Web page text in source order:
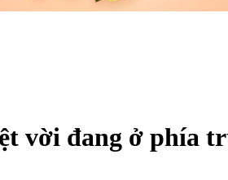
vời đang ở phía